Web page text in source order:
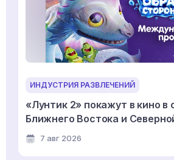
ИНДУСТРИЯ РАЗВЛЕЧЕНИЙ
«Лунтик 2» покажут в кино в
Ближнего Востока и
7 авг 2026